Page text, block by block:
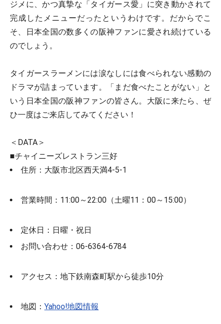
ジメに、かつ真摯な「タイガース愛」に突き動かされて
完成したメニューだったというわけです。だからでこ
そ、日本全国の数多くの阪神ファンに愛され続けている
のでしょう。
タイガースラーメンには涙なしには食べられない感動の
ドラマが詰まっています。「まだ食べたことがない」と
いう日本全国の阪神ファンの皆さん。大阪に来たら、ぜ
ひ一度はご来店してみてください！
＜DATA＞
■チャイニーズレストラン三好
住所：大阪市北区西天満4-5-1
営業時間：11:00～22:00（土曜11：00～15:00）
定休日：日曜・祝日
お問い合わせ：06-6364-6784
アクセス：地下鉄南森町駅から徒歩10分
地図： Yahoo!地図情報